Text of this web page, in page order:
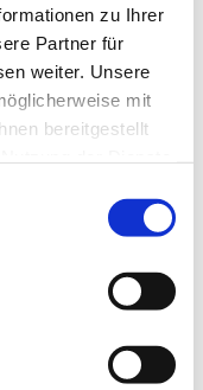
zu Ihrer
Partner für
weiter. Unsere
mit
bereitgestellt
auch